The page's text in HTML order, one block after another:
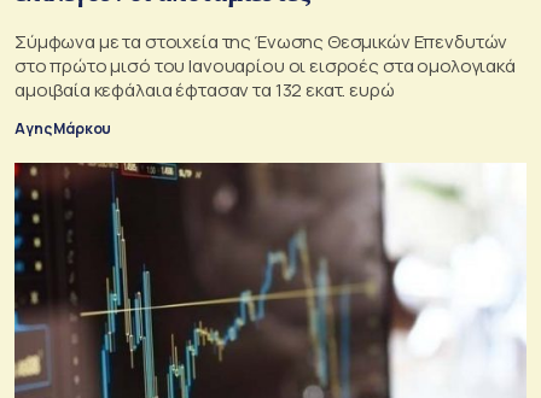
Σύμφωνα με τα στοιχεία της Ένωσης Θεσμικών Επενδυτών
στο πρώτο μισό του Ιανουαρίου οι εισροές στα ομολογιακά
αμοιβαία κεφάλαια έφτασαν τα 132 εκατ. ευρώ
Αγης Μάρκου